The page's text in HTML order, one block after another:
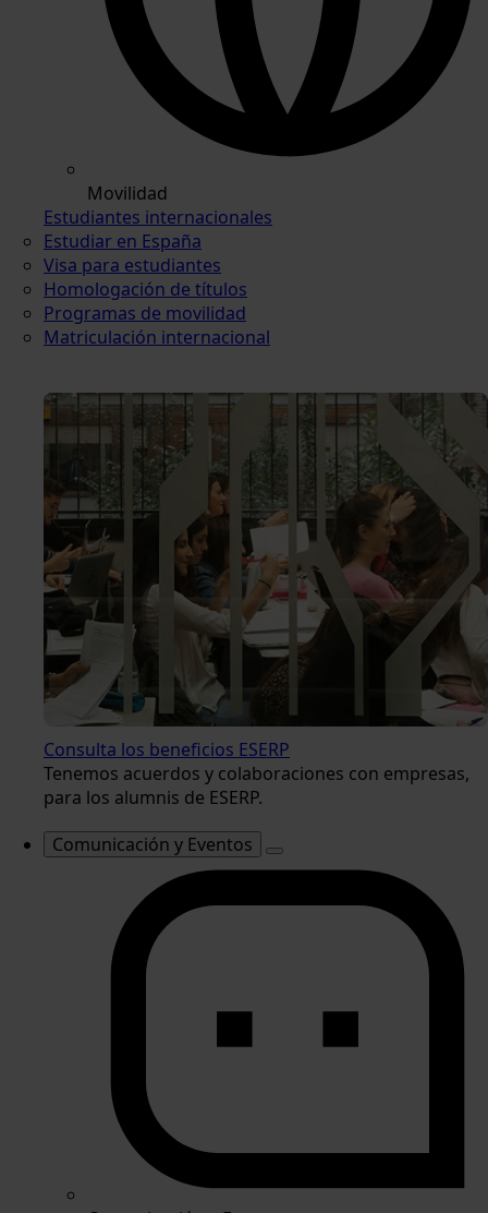
Movilidad
Estudiantes internacionales
Estudiar en España
Visa para estudiantes
Homologación de títulos
Programas de movilidad
Matriculación internacional
Consulta los beneficios ESERP
Tenemos acuerdos y colaboraciones con empresas,
para los alumnis de ESERP.
Comunicación y Eventos